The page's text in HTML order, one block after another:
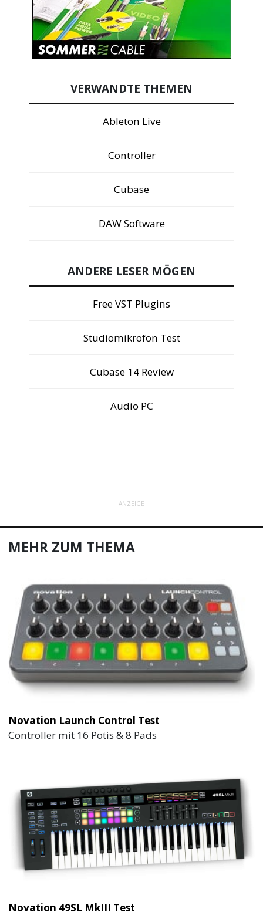
VERWANDTE THEMEN
Ableton Live
Controller
Cubase
DAW Software
ANDERE LESER MÖGEN
Free VST Plugins
Studiomikrofon Test
Cubase 14 Review
Audio PC
ANZEIGE
MEHR ZUM THEMA
Novation Launch Control Test
Controller mit 16 Potis & 8 Pads
Novation 49SL MkIII Test